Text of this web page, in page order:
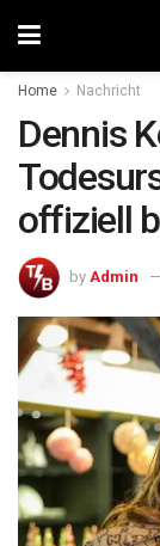
Home Nachricht
Dennis
offiziell
by Admin